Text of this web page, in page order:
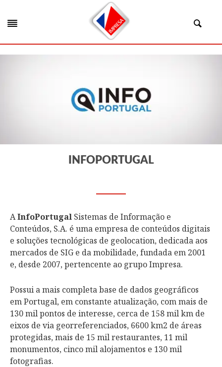
INFOPORTUGAL
AInfoPortugal Sistemas de Informação e
Conteúdos, S.A. é uma empresa de conteúdos digitais
e soluções tecnológicas de geolocation, dedicada aos
mercados de SIG e da mobilidade, fundada em 2001
e, desde 2007, pertencente ao grupo Impresa.
Possui a mais completa base de dados geográficos
em Portugal, em constante atualização, com mais de
130 mil pontos de interesse, cerca de 158 mil km de
eixos de via georreferenciados, 6600 km2 de áreas
protegidas, mais de 15 mil restaurantes, 11 mil
monumentos, cinco mil alojamentos e 130 mil
fotografias.